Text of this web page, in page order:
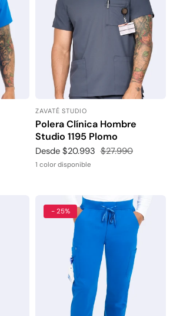
Proveedor:
ZAVATÉ STUDIO
Polera Clínica Hombre
Studio 1195 Plomo
Precio
de
Desde $20.993 Precio
$27.990
1 color disponible
- 25%